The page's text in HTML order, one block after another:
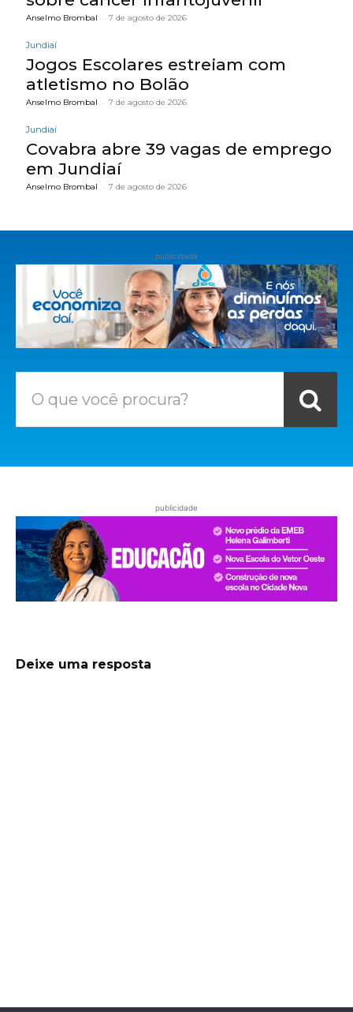
Anselmo Brombal - 7 de agosto de 2026
Jundiaí
Jogos Escolares estreiam com
atletismo no Bolão
Anselmo Brombal - 7 de agosto de 2026
Jundiaí
Covabra abre 39 vagas de emprego
em Jundiaí
Anselmo Brombal - 7 de agosto de 2026
publicidade
O que você procura?
publicidade
Deixe uma resposta